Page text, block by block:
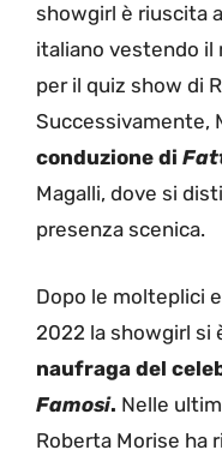
showgirl è riuscita
italiano vestendo il
per il quiz show di
Successivamente,
conduzione di
Magalli, dove si
presenza scenica.
Dopo le molteplici
2022 la showgirl si
naufraga del
Famosi. Nelle
Roberta Morise ha